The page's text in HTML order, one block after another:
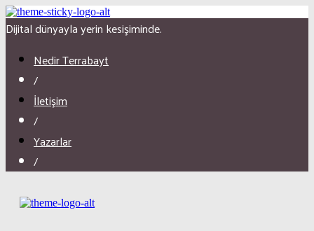
Dijital dünyayla yerin kesişiminde.
Nedir Terrabayt
/
İletişim
/
Yazarlar
/